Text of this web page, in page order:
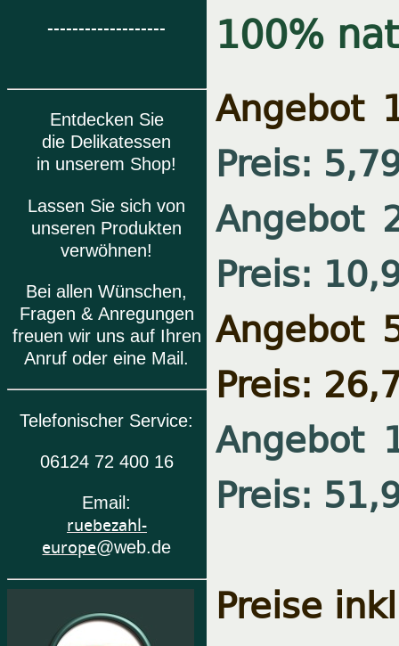
-------------------
Entdecken Sie
die Delikatessen
in unserem Shop!
Lassen Sie sich von
unseren Produkten
verwöhnen!
Bei allen Wünschen,
Fragen & Anregungen
freuen wir uns auf Ihren
Anruf oder eine Mail.
Telefonischer Service:
06124 72 400 16
Email:
ruebezahl-
europe@web.de
100%
Preis:
Preis:
Preis:
Angebot
Preis:
Preise